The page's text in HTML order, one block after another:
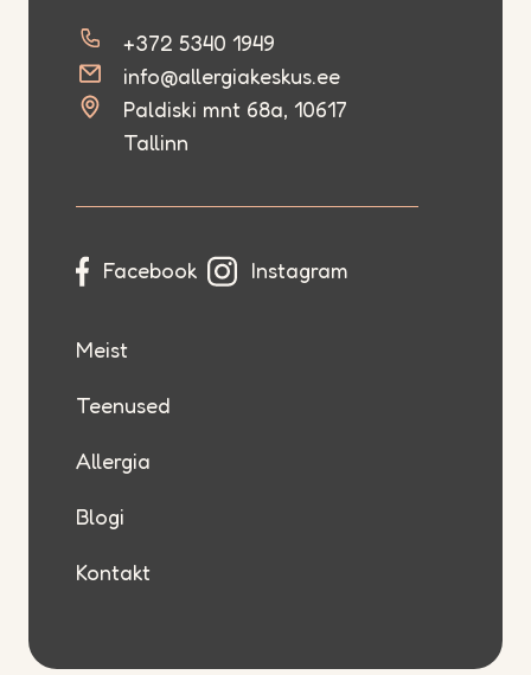
+372 5340 1949
info@allergiakeskus.ee
Paldiski mnt 68a, 10617
Tallinn
Facebook Instagram
Meist
Teenused
Allergia
Blogi
Kontakt